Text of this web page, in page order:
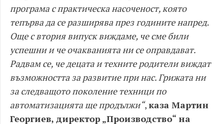
програма с практическа насоченост, която
тепърва да се разширява през годините напред.
Още с втория випуск виждаме, че сме били
успешни и че очакванията ни се оправдават.
Радвам се, че децата и техните родители виждат
възможността за развитие при нас. Грижата ни
за следващото поколение техници по
автоматизацията ще продължи“,каза Мартин
Георгиев, директор „Производство“ на